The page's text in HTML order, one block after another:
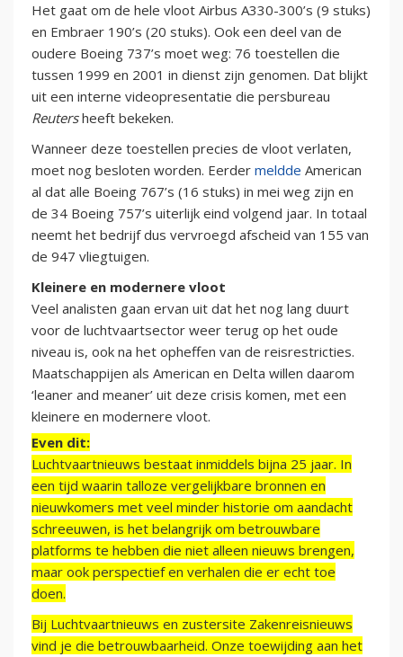
Het gaat om de hele vloot Airbus A330-300’s (9 stuks)
en Embraer 190’s (20 stuks). Ook een deel van de
oudere Boeing 737’s moet weg: 76 toestellen die
tussen 1999 en 2001 in dienst zijn genomen. Dat blijkt
uit een interne videopresentatie die persbureau
Reutersheeft bekeken.
Wanneer deze toestellen precies de vloot verlaten,
moet nog besloten worden. Eerder meldde American
al dat alle Boeing 767’s (16 stuks) in mei weg zijn en
de 34 Boeing 757’s uiterlijk eind volgend jaar. In totaal
neemt het bedrijf dus vervroegd afscheid van 155 van
de 947 vliegtuigen.
Kleinere en modernere vloot
Veel analisten gaan ervan uit dat het nog lang duurt
voor de luchtvaartsector weer terug op het oude
niveau is, ook na het opheffen van de reisrestricties.
Maatschappijen als American en Delta willen daarom
‘leaner and meaner’ uit deze crisis komen, met een
kleinere en modernere vloot.
Even dit:
Luchtvaartnieuws bestaat inmiddels bijna 25 jaar. In
een tijd waarin talloze vergelijkbare bronnen en
nieuwkomers met veel minder historie om aandacht
schreeuwen, is het belangrijk om betrouwbare
platforms te hebben die niet alleen nieuws brengen,
maar ook perspectief en verhalen die er echt toe
doen.
Bij Luchtvaartnieuws en zustersite Zakenreisnieuws
vind je die betrouwbaarheid. Onze toewijding aan het